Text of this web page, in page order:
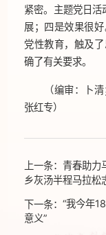
紧密。主题党日活
展；四是效果很
党性教育，触及
确了有关要求。
（编审：卜
张红专）
上一条：青春助力
乡灰汤半程马拉松
下一条：“我今年
意义”